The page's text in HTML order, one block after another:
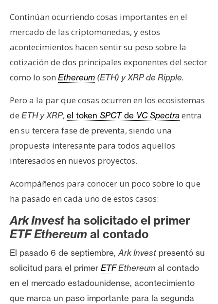
n
á
l
s
i
s
N
t
a
d
e
r
e
n
s
Continúan ocurriendo cosas importantes en el
mercado de las criptomonedas, y estos
acontecimientos hacen sentir su peso sobre la
cotización de dos principales exponentes del sector
como lo son Ethereum (ETH) y XRP de Ripple.
Pero a la par que cosas ocurren en los ecosistemas
de ETH y XRP, el token SPCTde VC Spectraentra
en su tercera fase de preventa, siendo una
propuesta interesante para todos aquellos
interesados en nuevos proyectos.
Acompáñenos para conocer un poco sobre lo que
ha pasado en cada uno de estos casos:
Ark Investha solicitado el primer
ETF Ethereum al contado
El pasado 6 de septiembre, Ark Invest presentó su
solicitud para el primer ETFEthereum al contado
en el mercado estadounidense, acontecimiento
que marca un paso importante para la segunda